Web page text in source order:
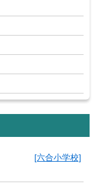
[六合小学校]